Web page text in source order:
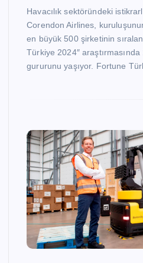
Havacılık sektöründeki
Corendon Airlines,
en büyük 500 şirketinin
Türkiye 2024″
gururunu yaşıyor. Fortune